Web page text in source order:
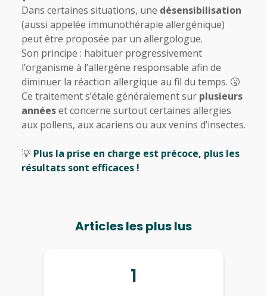
Dans certaines situations, une désensibilisation
(aussi appelée immunothérapie allergénique)
peut être proposée par un allergologue.
Son principe : habituer progressivement
l’organisme à l’allergène responsable afin de
diminuer la réaction allergique au fil du temps. 🤧
Ce traitement s’étale généralement sur plusieurs
annéeset concerne surtout certaines allergies
aux pollens, aux acariens ou aux venins d’insectes.
💡 Plus la prise en charge est précoce, plus les
résultats sont efficaces !
Articles les plus lus
1